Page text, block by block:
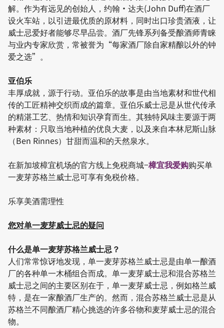
解。作为有远见的创始人，约翰·达夫(John Duff)在酒厂
设火车站，以引进最优质的原材料，同时出口珍贵酒液，让
威士忌爱好者能够尽早品尝。酒厂先锋系列备受酿酒师青睐
与业内专家欣赏，常被誉为“每家酒厂除自家精酿以外的钟
爱之选”。
亚伯乐
丰厚成就，源于行动。亚伯乐的故事是由当地素材和世代相
传的工匠精神交织而成的篇章。亚伯乐威士忌是从世代传承
的精湛工艺、热情和知识孕育而生。其独特风味主要源于两
种素材：只取当地种植的优良大麦，以及来自本林尼斯山脉
（Ben Rinnes）甘甜而温和的天然泉水。
在新加坡樟宜机场的官方线上免税商城−樟宜我爱购购买单
一麦芽苏格兰威士忌可享有免税价格。
乐享美酒需理性
您对单一麦芽威士忌的疑问
什么是单一麦芽苏格兰威士忌？
人们常常惊讶地发现，单一麦芽苏格兰威士忌是由单一酿酒
厂的各种单一木桶组合而成。单一麦芽威士忌和混合苏格兰
威士忌之间的主要区别在于，单一麦芽威士忌，例如格兰威
特，是在一家酿酒厂生产的。然而，混合苏格兰威士忌是从
苏格兰不同酿酒厂精心挑选的许多谷物和麦芽威士忌的混合
物。